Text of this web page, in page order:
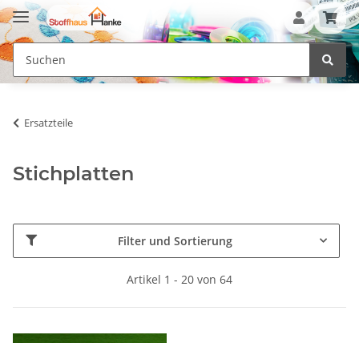
Ersatzteile
Stichplatten
Filter und Sortierung
Artikel 1 - 20 von 64